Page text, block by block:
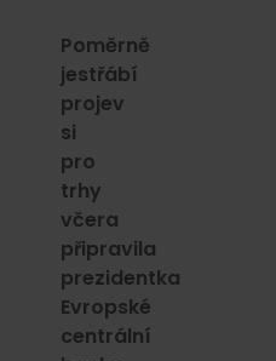
Poměrně
jestřábí
projev
si
pro
trhy
včera
připravila
prezidentka
Evropské
centrální